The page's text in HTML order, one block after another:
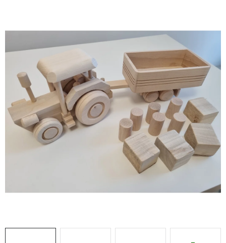
DOMÁCI WELLNESS
PRE VTÁKY
DARČEKOVÝ POUKAZ
Náš príbeh od začiatku Doprava Kontakt
Blog
Hodnotenie obchodu
Obchodné podmienky
Pravidlá súťaží na Facebooku